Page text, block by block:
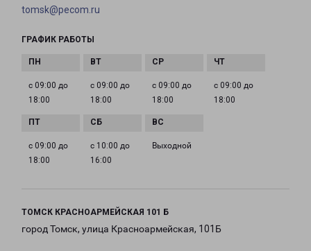
tomsk@pecom.ru
ГРАФИК РАБОТЫ
с 09:00 до
18:00
с 09:00 до
18:00
с 09:00 до
18:00
с 09:00 до
18:00
с 09:00 до
18:00
с 10:00 до
16:00
Выходной
ТОМСК КРАСНОАРМЕЙСКАЯ 101 Б
город Томск, улица Красноармейская, 101Б